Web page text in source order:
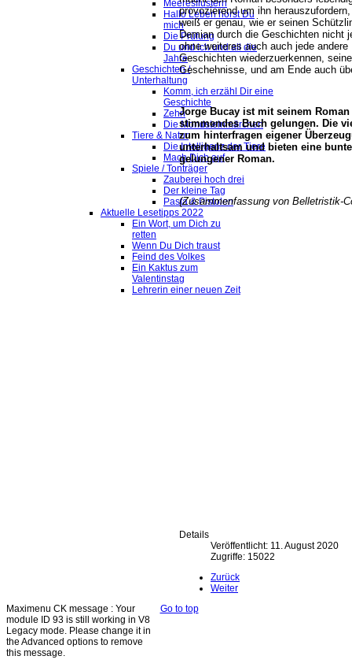
Meeresflüstern
Hallo Leben hörst Du
mich
Die Prüfung
Du und ich und all die
Jahre
Geschichten /
Unterhaltung
Komm, ich erzähl Dir eine
Geschichte
Zehn
Die Mondsteinmärchen
Tiere & Natur
Die Intelligenz der Tiere
Mach Dich auf
Spiele / Tonträger
Zauberei hoch drei
Der kleine Tag
Pasta & Pistolen
Aktuelle Lesetipps 2022
Ein Wort, um Dich zu
retten
Wenn Du Dich traust
Feind des Volkes
Ein Kaktus zum
Valentinstag
Lehrerin einer neuen Zeit
provozierend um ihn
weiß er genau, wie er seinen
Demian durch die Geschichten nicht
ohne weiteres auch auch jede
Geschichten wiederzuerkennen,
Geschehnisse, und am Ende auch
Jorge Bucay ist mit seinem Roman
stimmendes Buch gelungen. Die
zum hinterfragen eigener
unterhaltsam und bieten eine
gelungener Roman.
(Zusammenfassung von Belletristik-
Details
Veröffentlicht: 11. August 2020
Zugriffe: 15022
Zurück
Weiter
Maximenu CK message : Your
module ID 93 is still working in V8
Legacy mode. Please change it in
the Advanced options to remove
this message.
Go to top